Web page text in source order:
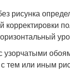
рисунка
корректировки
узорчатыми
тем или иным